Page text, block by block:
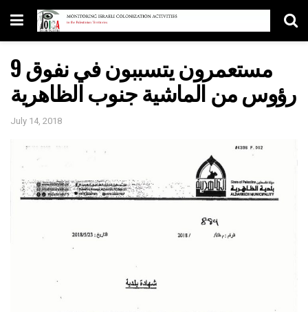
مستعمرون يتسببون في نفوق 9
رؤوس من الماشية جنوب الظاهرية
July 14, 2018